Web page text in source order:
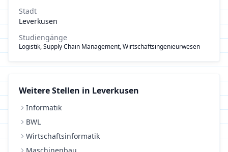
Stadt
Leverkusen
Studiengänge
Logistik, Supply Chain Management, Wirtschaftsingenieurwesen
Weitere Stellen in Leverkusen
Informatik
BWL
Wirtschaftsinformatik